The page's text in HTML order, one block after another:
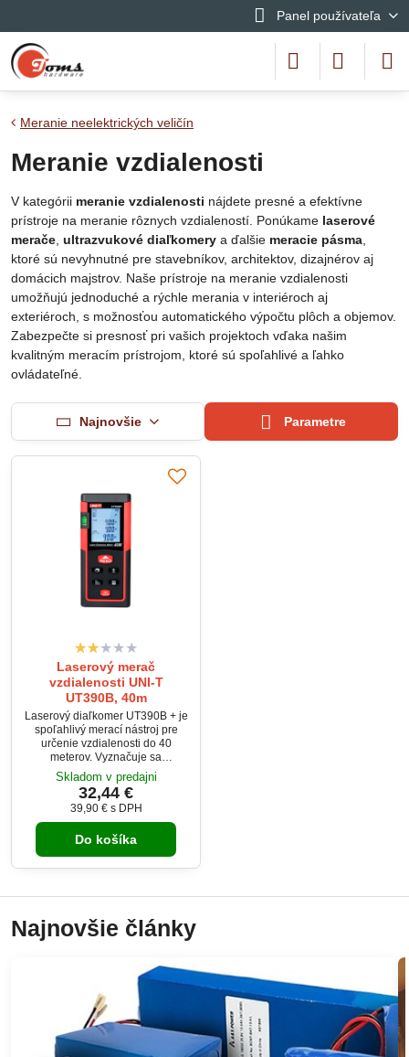
Panel používateľa
Meranie neelektrických veličín
Meranie vzdialenosti
V kategórii meranie vzdialenosti nájdete presné a efektívne
prístroje na meranie rôznych vzdialeností. Ponúkame laserové
merače ultrazvukové diaľkomery a ďalšie meracie pásma
ktoré sú nevyhnutné pre stavebníkov, architektov, dizajnérov aj
domácich majstrov. Naše prístroje na meranie vzdialenosti
umožňujú jednoduché a rýchle merania v interiéroch aj
exteriéroch, s možnosťou automatického výpočtu plôch a objemov.
Zabezpečte si presnosť pri vašich projektoch vďaka našim
kvalitným meracím prístrojom, ktoré sú spoľahlivé a ľahko
ovládateľné.
Najnovšie Parametre
Laserový merač
vzdialenosti UNI-T
UT390B, 40m
Laserový diaľkomer UT390B + je
spoľahlivý merací nástroj pre
určenie vzdialenosti do 40
meterov. Vyznačuje sa
mimoriadnou presnosťou,
rýchlou odozvou a dlhou
meracou vzdialenosťou. Okrem
vzdialenosti meria aj obsah
plochy a objem, sčítavanie
vzdialeností a uloženie až 30
meraní do pamäte. V meracom
prístroji je zabudovaná aj
Skladom v predajni
32,44 €
39,90 € s DPH
Do košíka
Najnovšie články